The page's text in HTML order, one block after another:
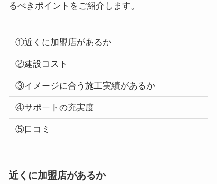
るべきポイントをご紹介します。
①近くに加盟店があるか
②建設コスト
③イメージに合う施工実績があるか
④サポートの充実度
⑤口コミ
近くに加盟店があるか